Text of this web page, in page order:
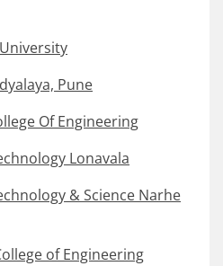
Pune
Of Engineering
Lonavala
& Science Narhe
of Engineering